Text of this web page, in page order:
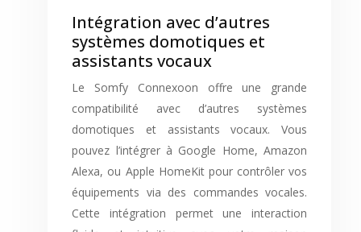
Intégration avec d’autres
systèmes domotiques et
assistants vocaux
Le Somfy Connexoon offre une grande
compatibilité avec d’autres systèmes
domotiques et assistants vocaux. Vous
pouvez l’intégrer à Google Home, Amazon
Alexa, ou Apple HomeKit pour contrôler vos
équipements via des commandes vocales.
Cette intégration permet une interaction